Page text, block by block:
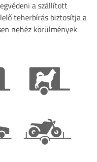
a szállított
teherbírás biztosítja a
nehéz körülmények